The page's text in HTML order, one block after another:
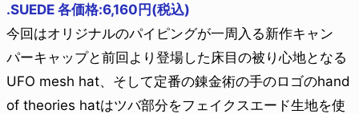
.SUEDE 各価格:6,160円(税込)
今回はオリジナルのパイピングが一周入る新作キャン
パーキャップと前回より登場した床目の被り心地となる
UFO mesh hat、そして定番の錬金術の手のロゴのhand
of theories hatはツバ部分をフェイクスエード生地を使